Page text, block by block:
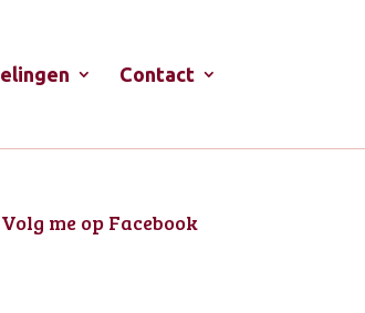
Contact
Volg me op Facebook